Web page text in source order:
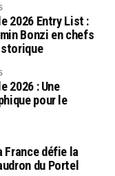
2026 Entry List :
Bonzi en chefs
2026 : Une
pour le
France défie la
du Portel